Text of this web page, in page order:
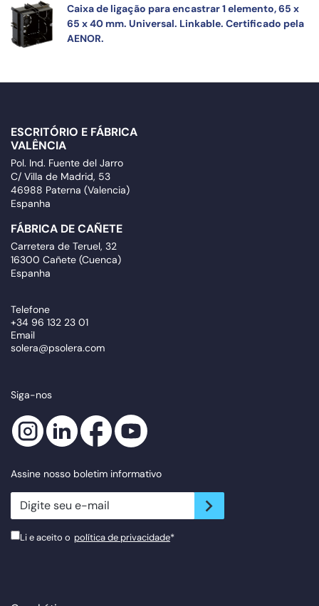
Caixa de ligação para encastrar 1 elemento, 65 x
65 x 40 mm. Universal. Linkable. Certificado pela
AENOR.
ESCRITÓRIO E FÁBRICA
VALÊNCIA
Pol. Ind. Fuente del Jarro
C/ Villa de Madrid, 53
46988 Paterna (Valencia)
Espanha
FÁBRICA DE CAÑETE
Carretera de Teruel, 32
16300 Cañete (Cuenca)
Espanha
Telefone
+34 96 132 23 01
Email
solera@psolera.com
Siga-nos
Assine nosso boletim informativo
newsletter.suscribe
Li e aceito o política de privacidade*